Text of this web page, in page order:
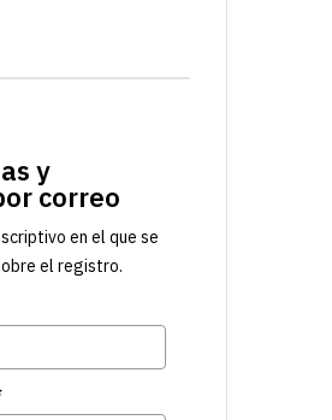
y
correo
en el que se
el registro.